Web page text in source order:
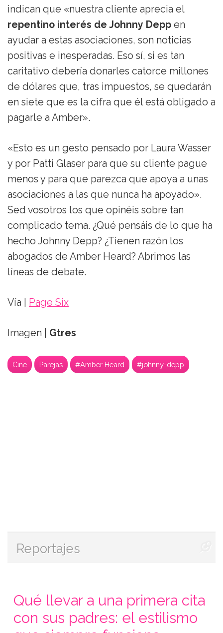
indican que «nuestra cliente aprecia el
repentino interés de Johnny Depp en
ayudar a estas asociaciones, son noticias
positivas e inesperadas. Eso sí, si es tan
caritativo debería donarles catorce millones
de dólares que, tras impuestos, se quedarán
en siete que es la cifra que él está obligado a
pagarle a Amber».
«Esto es un gesto pensado por Laura Wasser
y por Patti Glaser para que su cliente pague
menos y para que parezca que apoya a unas
asociaciones a las que nunca ha apoyado».
Sed vosotros los que opinéis sobre tan
complicado tema. ¿Qué pensáis de lo que ha
hecho Johnny Depp? ¿Tienen razón los
abogados de Amber Heard? Abrimos las
líneas de debate.
Vía | Page Six
Imagen | Gtres
Cine Parejas #Amber Heard #johnny-depp
Reportajes
Qué llevar a una primera cita
con sus padres: el estilismo